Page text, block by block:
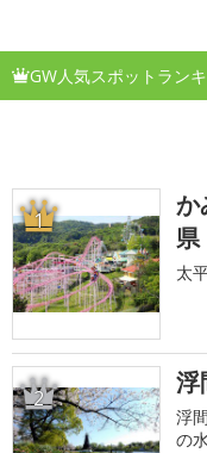
GW人気スポットラン
1
か
県
太
2 浮
浮
の